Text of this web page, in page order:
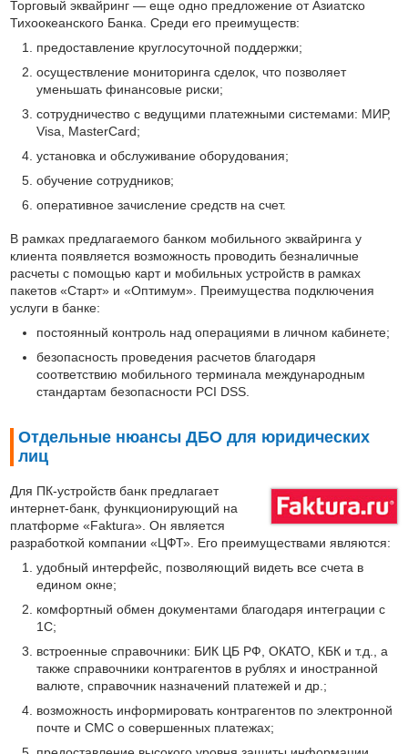
Торговый эквайринг — еще одно предложение от Азиатско
Тихоокеанского Банка. Среди его преимуществ:
предоставление круглосуточной поддержки;
осуществление мониторинга сделок, что позволяет
уменьшать финансовые риски;
сотрудничество с ведущими платежными системами: МИР,
Visa, MasterCard;
установка и обслуживание оборудования;
обучение сотрудников;
оперативное зачисление средств на счет.
В рамках предлагаемого банком мобильного эквайринга у
клиента появляется возможность проводить безналичные
расчеты с помощью карт и мобильных устройств в рамках
пакетов «Старт» и «Оптимум». Преимущества подключения
услуги в банке:
постоянный контроль над операциями в личном кабинете;
безопасность проведения расчетов благодаря
соответствию мобильного терминала международным
стандартам безопасности PCI DSS.
Отдельные нюансы ДБО для юридических
лиц
Для ПК-устройств банк предлагает
интернет-банк, функционирующий на
платформе «Faktura». Он является
разработкой компании «ЦФТ». Его преимуществами являются:
удобный интерфейс, позволяющий видеть все счета в
едином окне;
комфортный обмен документами благодаря интеграции с
1С;
встроенные справочники: БИК ЦБ РФ, ОКАТО, КБК и т.д., а
также справочники контрагентов в рублях и иностранной
валюте, справочник назначений платежей и др.;
возможность информировать контрагентов по электронной
почте и СМС о совершенных платежах;